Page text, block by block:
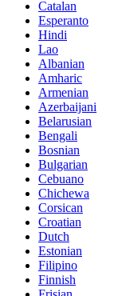
Catalan
Esperanto
Hindi
Lao
Albanian
Amharic
Armenian
Azerbaijani
Belarusian
Bengali
Bosnian
Bulgarian
Cebuano
Chichewa
Corsican
Croatian
Dutch
Estonian
Filipino
Finnish